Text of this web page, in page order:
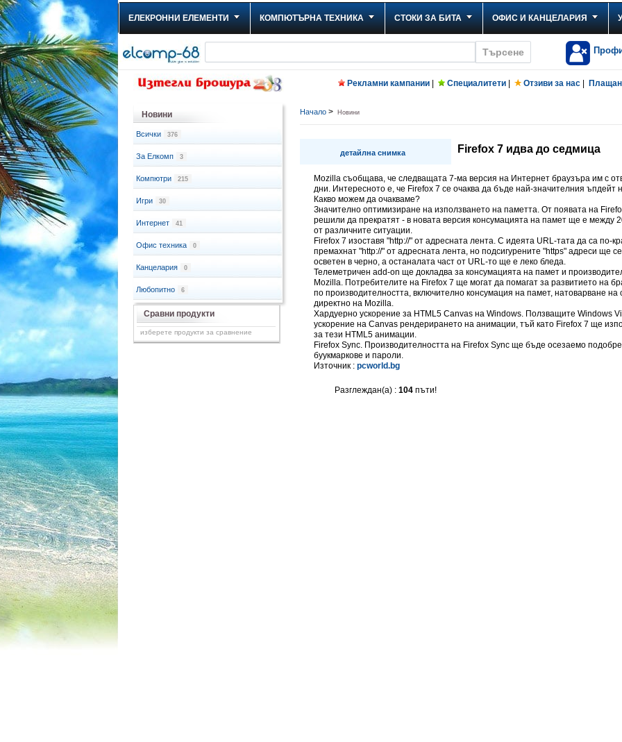
ЕЛЕКРОННИ ЕЛЕМЕНТИ КОМПЮТЪРНА ТЕХНИКА СТОКИ ЗА БИТА ОФИС И КАНЦЕЛАРИЯ
Рекламни кампании Специалитети Отзиви за нас
Новини
Всички 376
За Елкомп 3
Компютри 215
Игри 30
Интернет 41
Офис техника 0
Канцелария 0
Любопитно 6
Сравни продукти
изберете продукти за сравнение
Начало > Новини
детайлна снимка Firefox 7 идва до седмица
Mozilla съобщава, че следващата 7-ма версия на Интернет браузъра им с
дни. Интересното е, че Firefox 7 се очаква да бъде най-значителния ъпдейт
Какво можем да очакваме?
Значително оптимизиране на използването на паметта. От появата на
решили да прекратят - в новата версия консумацията на памет ще е между
от различните ситуации.
Firefox 7 изоставя "http://" от адресната лента. С идеята URL-тата да са по-
премахнат "http://" от адресната лента, но подсигурените "https" адреси ще
осветен в черно, а останалата част от URL-то ще е леко бледа.
Телеметричен add-on ще докладва за консумацията на памет и
Mozilla. Потребителите на Firefox 7 ще могат да помагат за развитието на
по производителността, включително консумация на памет, натоварване на
директно на Mozilla.
Хардуерно ускорение за HTML5 Canvas на Windows. Ползващите Windows
ускорение на Canvas рендерирането на анимации, тъй като Firefox 7 ще
за тези HTML5 анимации.
Firefox Sync. Производителността на Firefox Sync ще бъде осезаемо
буукмаркове и пароли.
Източник : pcworld.bg
Разглеждан(а) : 104 пъти!